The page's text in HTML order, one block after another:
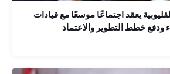
يعقد اجتماعًا موسعًا مع قيادات
ودفع خطط التطوير والاعتماد